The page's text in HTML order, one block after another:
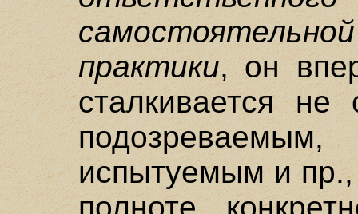
практики, он
сталкивается
испытуемым и